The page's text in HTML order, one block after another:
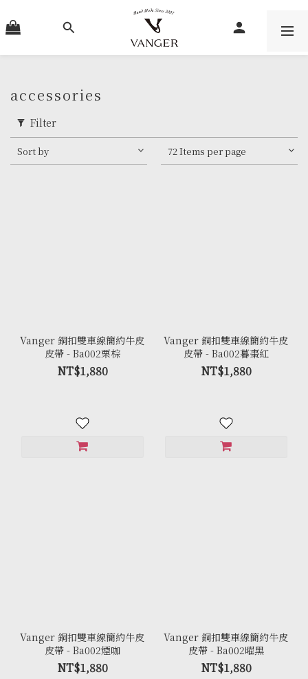
accessories
Filter
Sort by 72 Items per page
Vanger 銅扣雙車線簡約牛皮
皮帶 - Ba002栗棕
NT$1,880
Vanger 銅扣雙車線簡約牛皮
皮帶 - Ba002暮棗紅
NT$1,880
Vanger 銅扣雙車線簡約牛皮
皮帶 - Ba002煙咖
NT$1,880
Vanger 銅扣雙車線簡約牛皮
皮帶 - Ba002曜黑
NT$1,880